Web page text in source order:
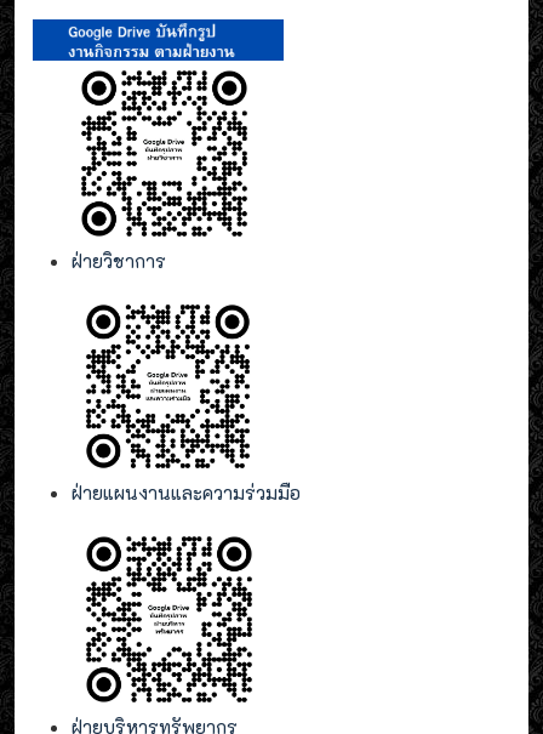
ฝ่ายวิชาการ
ฝ่ายแผนงานและความร่วมมือ
ฝ่ายบริหารทรัพยากร